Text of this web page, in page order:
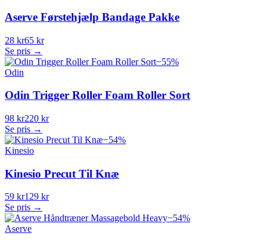
Aserve Førstehjælp Bandage Pakke
28 kr65 kr
Se pris →
−55%
Odin
Odin Trigger Roller Foam Roller Sort
98 kr220 kr
Se pris →
−54%
Kinesio
Kinesio Precut Til Knæ
59 kr129 kr
Se pris →
−54%
Aserve